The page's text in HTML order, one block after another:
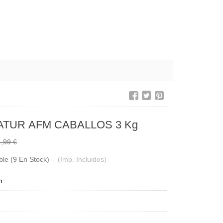
AFM CABALLOS 3 Kg
€
(9 En Stock) - (Imp. Incluidos)